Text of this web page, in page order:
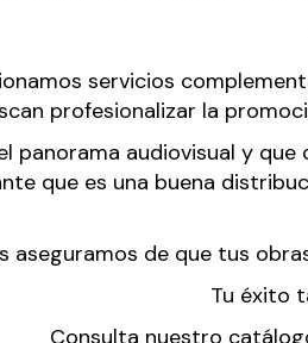
servicios
profesionalizar la
panorama audiovisual y
que es una buena
aseguramos de que tus
Tu éxito
Consulta nuestro